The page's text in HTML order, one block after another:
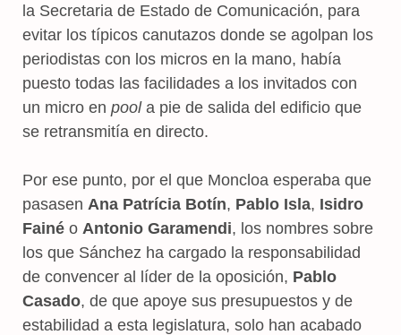
la Secretaria de Estado de Comunicación, para
evitar los típicos canutazos donde se agolpan los
periodistas con los micros en la mano, había
puesto todas las facilidades a los invitados con
un micro en poola pie de salida del edificio que
se retransmitía en directo.
Por ese punto, por el que Moncloa esperaba que
pasasen Ana Patrícia Botín, Pablo Isla, Isidro
Fainé o Antonio Garamendi, los nombres sobre
los que Sánchez ha cargado la responsabilidad
de convencer al líder de la oposición, Pablo
Casado, de que apoye sus presupuestos y de
estabilidad a esta legislatura, solo han acabado